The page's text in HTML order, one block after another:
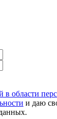
в области
и даю